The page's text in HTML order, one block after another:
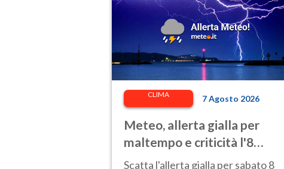
CLIMA 7 Agosto 2026
Meteo, allerta gialla per
maltempo e criticità l'8
agosto 2026: le regioni a
Scatta l'allerta gialla per sabato 8